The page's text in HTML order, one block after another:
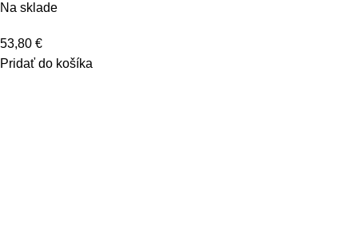
Na sklade
53,80 €
Pridať do košíka